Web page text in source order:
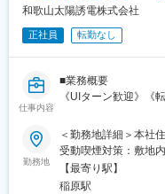
■休日出勤（発生時は
変更の範囲：会社の
場合は「工場長」で
す。
【IDOMならではのポ
（1）出店好調で更
当社の営業利益は昨
備工場の新規出店が
など、整備経験が活
定です。
◇社員インタビュー
https://idom-inc.com/
和歌山太陽誘電株式会社
正社員 転勤なし
仕事内容
■業務概要
《UIターン歓迎》《
の課題解決、生産性
インダクタとは電気/
せる」「電気信号を
器に使用されており
勤務地
＜勤務地詳細＞本社
受動喫煙対策：敷地
【最寄り駅】
稲原駅